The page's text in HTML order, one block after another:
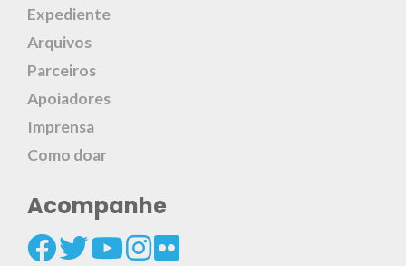
Expediente
Arquivos
Parceiros
Apoiadores
Imprensa
Como doar
Acompanhe